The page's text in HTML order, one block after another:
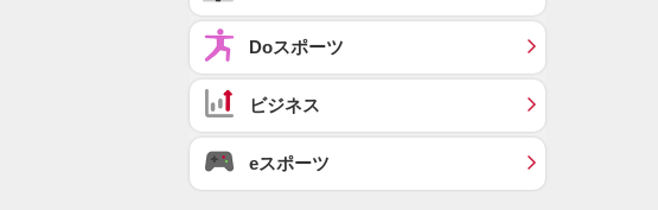
Doスポーツ
ビジネス
eスポーツ